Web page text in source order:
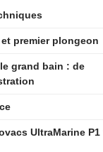
premier plongeon
grand bain : de
UltraMarine